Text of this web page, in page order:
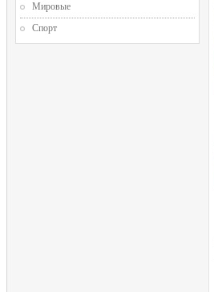
Мировые
Спорт